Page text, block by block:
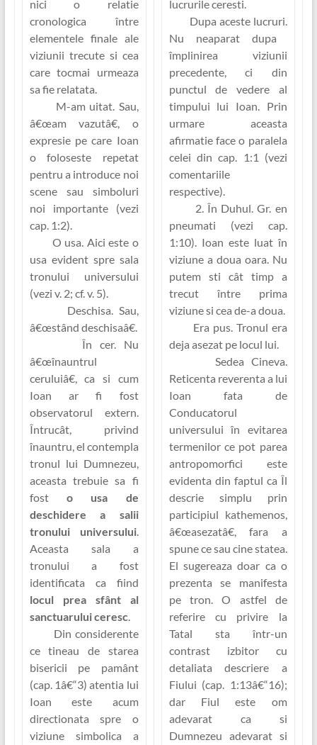
nici o relatie
cronologica între
elementele finale ale
viziunii trecute si cea
care tocmai urmeaza
sa fie relatata.
M-am uitat. Sau,
â€œam vazutâ€, o
expresie pe care Ioan
o foloseste repetat
pentru a introduce noi
scene sau simboluri
noi importante (vezi
cap. 1:2).
O usa. Aici este o
usa evident spre sala
tronului universului
(vezi v. 2; cf. v. 5).
Deschisa. Sau,
â€œstând deschisaâ€.
În cer. Nu
â€œînauntrul
ceruluiâ€, ca si cum
Ioan ar fi fost
observatorul extern.
Întrucât, privind
înauntru, el contempla
tronul lui Dumnezeu,
aceasta trebuie sa fi
fosto usa de
deschidere a salii
tronului universului.
Aceasta sala a
tronului a fost
identificata ca fiind
locul prea sfânt al
sanctuarului ceresc.
Din considerente
ce tineau de starea
bisericii pe pamânt
(cap. 1â€“3) atentia lui
Ioan este acum
directionata spre o
viziune simbolica a
lucrurile ceresti.
Dupa aceste lucruri.
Nu neaparat dupa
împlinirea viziunii
precedente, ci din
punctul de vedere al
timpului lui Ioan. Prin
urmare aceasta
afirmatie face o paralela
celei din cap. 1:1 (vezi
comentariile
respective).
2. În Duhul. Gr. en
pneumati (vezi cap.
1:10). Ioan este luat în
viziune a doua oara. Nu
putem sti cât timp a
trecut între prima
viziune si cea de-a doua.
Era pus.Tronul era
deja asezat pe locul lui.
Sedea Cineva.
Reticenta reverenta a lui
Ioan fata de
Conducatorul
universului în evitarea
termenilor ce pot parea
antropomorfici este
evidenta din faptul ca Îl
descrie simplu prin
participiul kathemenos,
â€œasezatâ€, fara a
spune ce sau cine statea.
El sugereaza doar ca o
prezenta se manifesta
pe tron. O astfel de
referire cu privire la
Tatal sta într-un
contrast izbitor cu
detaliata descriere a
Fiului (cap. 1:13â€“16);
dar Fiul este om
adevarat ca si
Dumnezeu adevarat si